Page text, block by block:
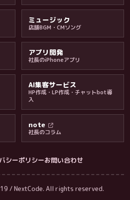
ミュージック
店舗BGM・CMソング
アプリ開発
社長のiPhoneアプリ
AI集客サービス
HP作成・LP作成・チャットbot導
入
note
社長のコラム
シーポリシーお問い合わせ
/ NextCode. All rights reserved.